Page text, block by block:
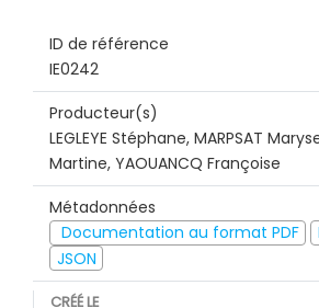
ID de référence
IE0242
Producteur(s)
LEGLEYE Stéphane, MARPSAT
Martine, YAOUANCQ Françoise
Métadonnées
Documentation au format PDF
JSON
CRÉÉ LE